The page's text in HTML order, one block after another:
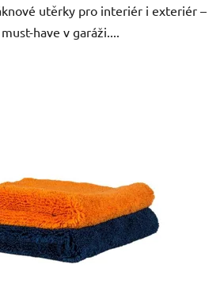
utěrky pro interiér i exteriér –
have v garáži....